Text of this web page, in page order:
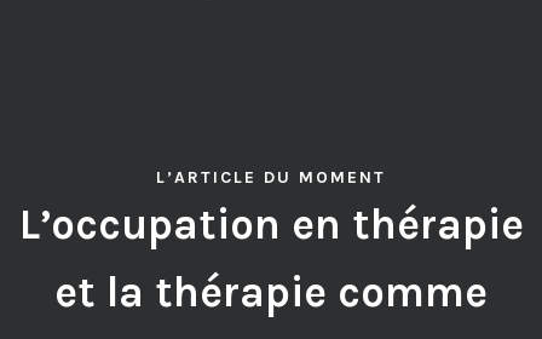
L’ARTICLE DU MOMENT
L’occupation en thérapie
et la thérapie comme